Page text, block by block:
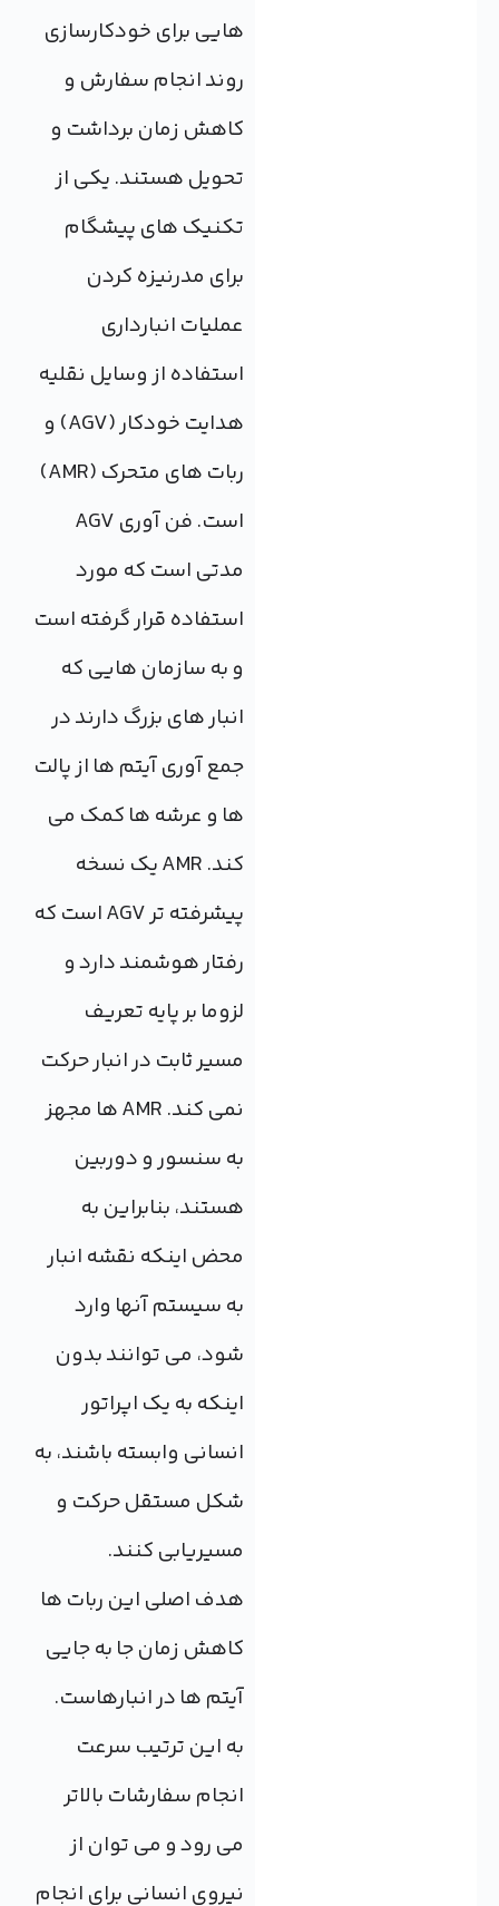
هایی برای خودکارسازی
روند انجام سفارش و
کاهش زمان برداشت و
تحویل هستند. یکی از
تکنیک های پیشگام
برای مدرنیزه کردن
عملیات انبارداری
استفاده از وسایل نقلیه
هدایت خودکار (AGV) و
ربات های متحرک (AMR)
است. فن آوری AGV
مدتی است که مورد
استفاده قرار گرفته است
و به سازمان هایی که
انبار های بزرگ دارند در
جمع آوری آیتم ها از پالت
ها و عرشه ها کمک می
کند. AMR یک نسخه
پیشرفته تر AGV است که
رفتار هوشمند دارد و
لزوما بر پایه تعریف
مسیر ثابت در انبار حرکت
نمی کند. AMR ها مجهز
به سنسور و دوربین
هستند، بنابراین به
محض اینکه نقشه انبار
به سیستم آنها وارد
شود، می توانند بدون
اینکه به یک اپراتور
انسانی وابسته باشند، به
شکل مستقل حرکت و
مسیریابی کنند.
هدف اصلی این ربات ها
کاهش زمان جا به جایی
آیتم ها در انبارهاست.
به این ترتیب سرعت
انجام سفارشات بالاتر
می رود و می توان از
نیروی انسانی برای انجام